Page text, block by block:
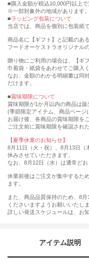
購入金額が税込10,000円以上
※一部対象外の地域があります。
ラッピング包装について
当店では、商品を個別に包装紙
商品名に【ギフト】と記載のあ
フードオーケストラオリジナル
贈り物にご利用の場合は、【ギ
巾着袋・紙袋をあわせてご購入く
なお、金額のわかる明細書は同
だけます。
■賞味期限について
賞味期限が1か月以内の商品は販
(季節限定アイテム、商品ページ
お届け後、各商品の賞味期限を
ご注文前に賞味期限を確認され
【夏季休業のお知らせ】
8月11日（火・祝）、8月13日（
休みさせていただきます。
なお、8月12日（水）は通常ど
休業前後はご注文が集中するた
ます。
また、商品品質保持のため、8
くださいますようお願いいたしま
詳しい発送スケジュールは、お
アイテム説明